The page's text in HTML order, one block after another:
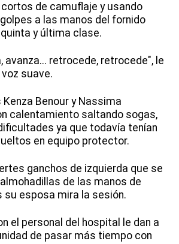
de camuflaje y usando
a las manos del fornido
y última clase.
avanza... retrocede, retrocede", le
suave.
Benour y Nassima
calentamiento saltando sogas,
ya que todavía tenían
en equipo protector.
ganchos de izquierda que se
de las manos de
su esposa mira la sesión.
el personal del hospital le dan a
de pasar más tiempo con